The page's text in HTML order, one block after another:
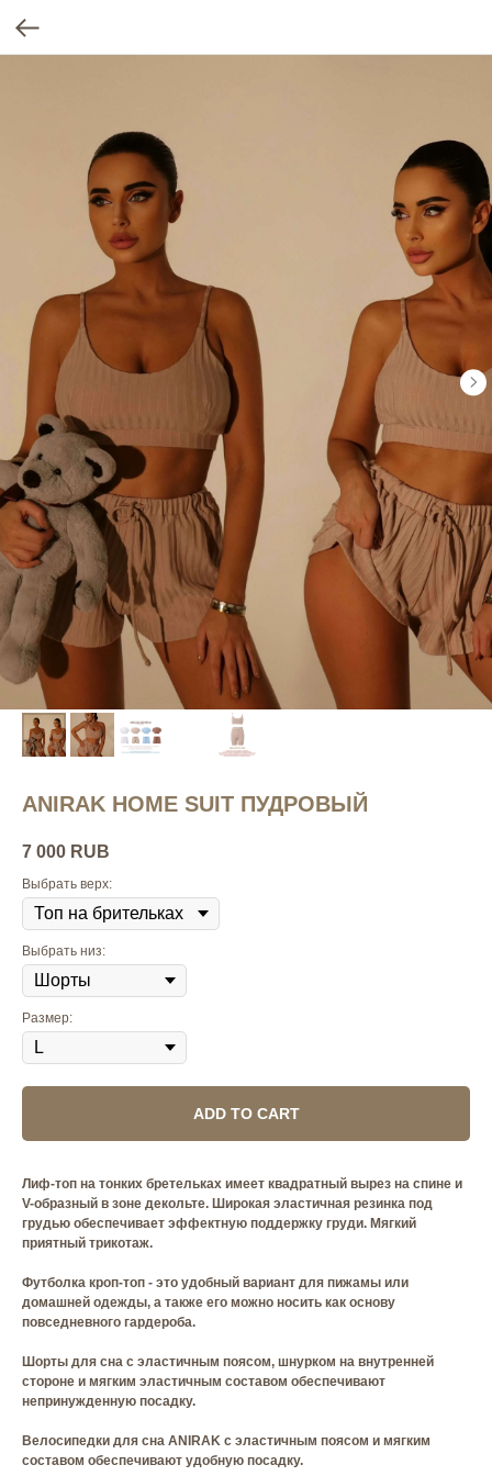
ANIRAK HOME SUIT ПУДРОВЫЙ
7 000 RUB
Выбрать верх:
Выбрать низ:
Размер:
ADD TO CART
Лиф-топ на тонких бретельках имеет квадратный вырез на спине и
V-образный в зоне декольте. Широкая эластичная резинка под
грудью обеспечивает эффектную поддержку груди. Мягкий
приятный трикотаж.
Футболка кроп-топ - это удобный вариант для пижамы или
домашней одежды, а также его можно носить как основу
повседневного гардероба.
Шорты для сна с эластичным поясом, шнурком на внутренней
стороне и мягким эластичным составом обеспечивают
непринужденную посадку.
Велосипедки для сна ANIRAK с эластичным поясом и мягким
составом обеспечивают удобную посадку.